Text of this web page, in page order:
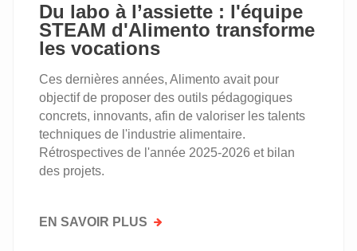
Du labo à l’assiette : l'équipe
STEAM d'Alimento transforme
les vocations
Ces dernières années, Alimento avait pour
objectif de proposer des outils pédagogiques
concrets, innovants, afin de valoriser les talents
techniques de l'industrie alimentaire.
Rétrospectives de l'année 2025-2026 et bilan
des projets.
EN SAVOIR PLUS SUR